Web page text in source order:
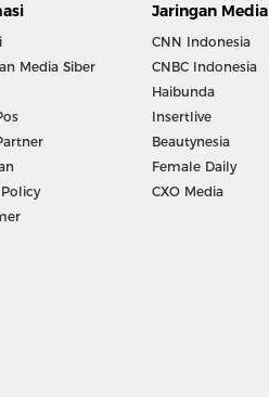
Media Siber
Jaringan Media
CNN Indonesia
CNBC Indonesia
Haibunda
Insertlive
Beautynesia
Female Daily
CXO Media